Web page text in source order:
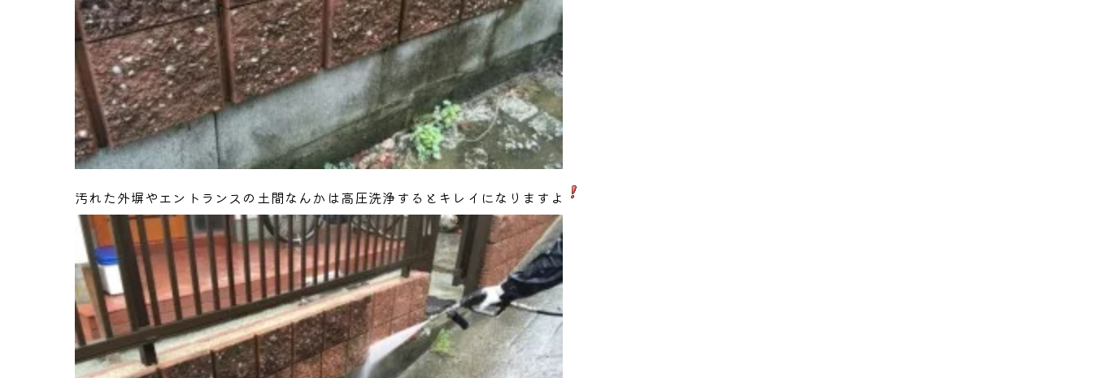
汚れた外塀やエントランスの土間なんかは高圧洗浄するとキレイになりますよ